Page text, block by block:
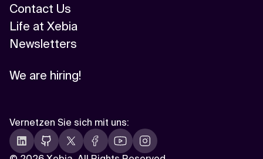
Contact Us
Life at Xebia
Newsletters
We are hiring!
Vernetzen Sie sich mit uns: